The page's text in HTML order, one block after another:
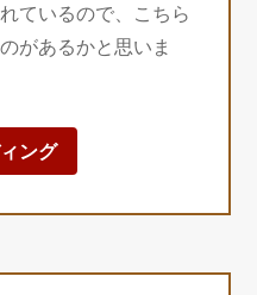
ているので、こちら
があるかと思いま
ング